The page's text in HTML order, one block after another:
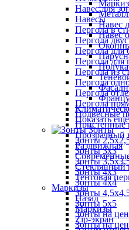
Навес
Навес
Показать
Зонты
Зонты
Зонты 3х3
Зонты
Зонты 4х3
Зонты 4х4
Зонты
Зонты 5х5
Зонты на
Зонты на
Навес для
Навесы
Пергола в
Пергола
Пергола для
Пергола для
Пергола из
Пергола
Пергола
Пергола
Подвесные
Пристенные
Прозрачный
Раздвижная
Стеклянный
Тентовая
Маркизы
Назад
Маркизы
Zip-экран